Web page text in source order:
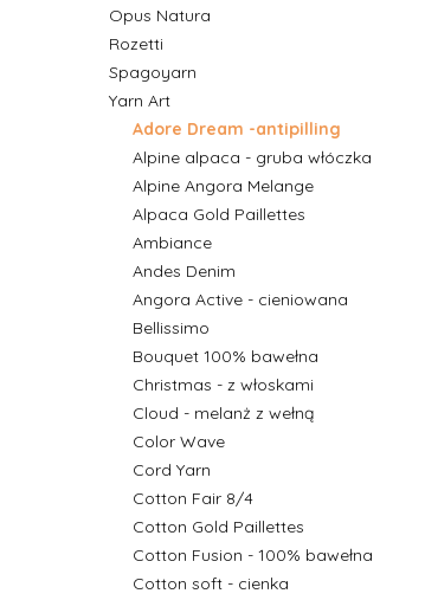
Opus Natura
Rozetti
Spagoyarn
Yarn Art
Adore Dream -antipilling
Alpine alpaca - gruba włóczka
Alpine Angora Melange
Alpaca Gold Paillettes
Ambiance
Andes Denim
Angora Active - cieniowana
Bellissimo
Bouquet 100% bawełna
Christmas - z włoskami
Cloud - melanż z wełną
Color Wave
Cord Yarn
Cotton Fair 8/4
Cotton Gold Paillettes
Cotton Fusion - 100% bawełna
Cotton soft - cienka